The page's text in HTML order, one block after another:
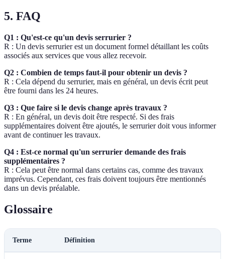
5. FAQ
Q1 : Qu'est-ce qu'un devis serrurier ?
R : Un devis serrurier est un document formel détaillant les coûts
associés aux services que vous allez recevoir.
Q2 : Combien de temps faut-il pour obtenir un devis ?
R : Cela dépend du serrurier, mais en général, un devis écrit peut
être fourni dans les 24 heures.
Q3 : Que faire si le devis change après travaux ?
R : En général, un devis doit être respecté. Si des frais
supplémentaires doivent être ajoutés, le serrurier doit vous informer
avant de continuer les travaux.
Q4 : Est-ce normal qu'un serrurier demande des frais
supplémentaires ?
R : Cela peut être normal dans certains cas, comme des travaux
imprévus. Cependant, ces frais doivent toujours être mentionnés
dans un devis préalable.
Glossaire
Terme Définition